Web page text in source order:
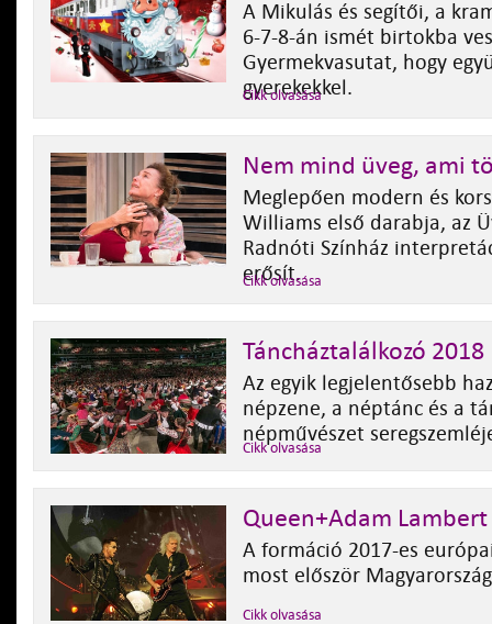
A Mikulás és segítői, a
6-7-8-án ismét birtokba
Gyermekvasutat, hogy
gyerekekkel.
Cikk olvasása
Nem mind üveg, ami
Meglepően modern és
Williams első darabja, az
Radnóti Színház
erősít.
Cikk olvasása
Táncháztalálkozó 2018
Az egyik legjelentősebb
népzene, a néptánc és a
népművészet
Cikk olvasása
Queen+Adam Lambert
A formáció 2017-es
most először
Cikk olvasása